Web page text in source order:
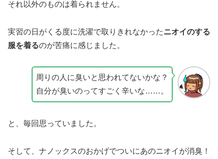
それ以外のものは着られません。
実習の日がくる度に洗濯で取りきれなかったニオイのする
服を着るのが苦痛に感じました。
周りの人に臭いと思われてないかな？
自分が臭いのってすごく辛いな……。
と、毎回思っていました。
そして、ナノックスのおかげでついにあのニオイが消臭！